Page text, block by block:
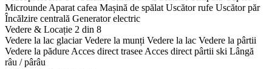
Microunde Aparat cafea Mașină de spălat Uscător rufe Uscător păr
Încălzire centrală Generator electric
Vedere & Locație 2 din 8
Vedere la lac glaciar Vedere la munți Vedere la lac Vedere la pârtii
Vedere la pădure Acces direct trasee Acces direct pârtii ski Lângă
râu / pârâu